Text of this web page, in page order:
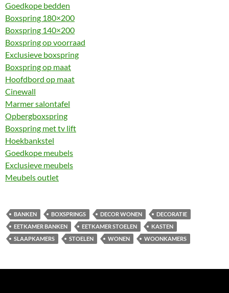
Goedkope bedden
Boxspring 180×200
Boxspring 140×200
Boxspring op voorraad
Exclusieve boxspring
Boxspring op maat
Hoofdbord op maat
Cinewall
Marmer salontafel
Opbergboxspring
Boxspring met tv lift
Hoekbankstel
Goedkope meubels
Exclusieve meubels
Meubels outlet
BANKEN BOXSPRINGS DECOR WONEN
DECORATIE
EETKAMER BANKEN
EETKAMER STOELEN
KASTEN
SLAAPKAMERS
STOELEN WONEN WOONKAMERS